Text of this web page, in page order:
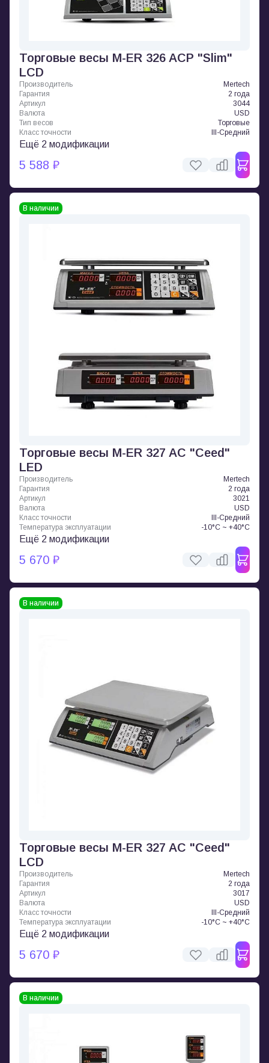
Торговые весы M-ER 326 ACP "Slim"
LCD
Производитель
Mertech
Гарантия
2 года
Артикул
3044
Валюта
USD
Тип весов
Торговые
Класс точности
III-Средний
Ещё 2 модификации
5 588 ₽
В наличии
Торговые весы M-ER 327 AC "Ceed"
LED
Производитель
Mertech
Гарантия
2 года
Артикул
3021
Валюта
USD
Класс точности
III-Средний
Температура эксплуатации
-10°C ~ +40°C
Ещё 2 модификации
5 670 ₽
В наличии
Торговые весы M-ER 327 AC "Ceed"
LCD
Производитель
Mertech
Гарантия
2 года
Артикул
3017
Валюта
USD
Класс точности
III-Средний
Температура эксплуатации
-10°C ~ +40°C
Ещё 2 модификации
5 670 ₽
В наличии